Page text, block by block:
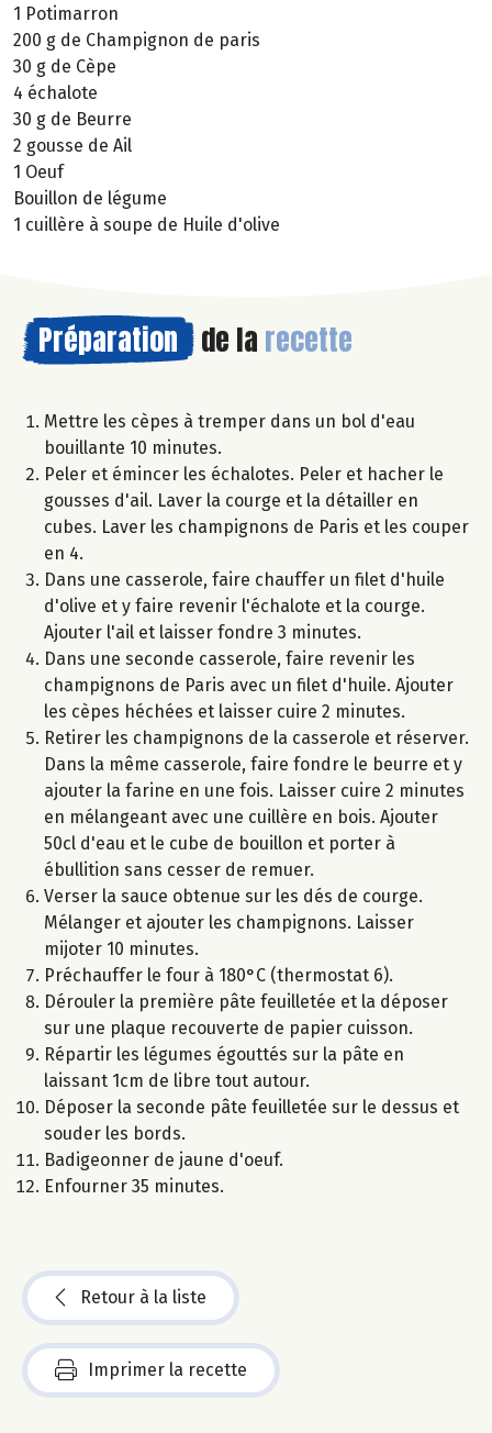
1 Potimarron
200 g de Champignon de paris
30 g de Cèpe
4 échalote
30 g de Beurre
2 gousse de Ail
1 Oeuf
Bouillon de légume
1 cuillère à soupe de Huile d'olive
Préparation de la recette
Mettre les cèpes à tremper dans un bol d'eau
bouillante 10 minutes.
Peler et émincer les échalotes. Peler et hacher le
gousses d'ail. Laver la courge et la détailler en
cubes. Laver les champignons de Paris et les couper
en 4.
Dans une casserole, faire chauffer un filet d'huile
d'olive et y faire revenir l'échalote et la courge.
Ajouter l'ail et laisser fondre 3 minutes.
Dans une seconde casserole, faire revenir les
champignons de Paris avec un filet d'huile. Ajouter
les cèpes héchées et laisser cuire 2 minutes.
Retirer les champignons de la casserole et réserver.
Dans la même casserole, faire fondre le beurre et y
ajouter la farine en une fois. Laisser cuire 2 minutes
en mélangeant avec une cuillère en bois. Ajouter
50cl d'eau et le cube de bouillon et porter à
ébullition sans cesser de remuer.
Verser la sauce obtenue sur les dés de courge.
Mélanger et ajouter les champignons. Laisser
mijoter 10 minutes.
Préchauffer le four à 180°C (thermostat 6).
Dérouler la première pâte feuilletée et la déposer
sur une plaque recouverte de papier cuisson.
Répartir les légumes égouttés sur la pâte en
laissant 1cm de libre tout autour.
Déposer la seconde pâte feuilletée sur le dessus et
souder les bords.
Badigeonner de jaune d'oeuf.
Enfourner 35 minutes.
Retour à la liste
Imprimer la recette